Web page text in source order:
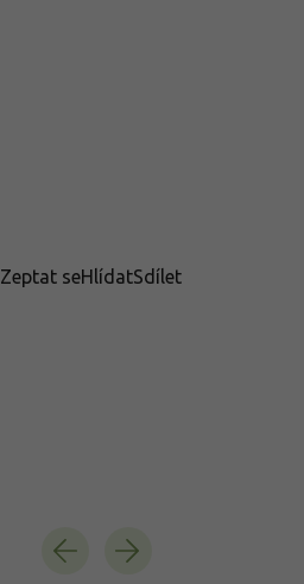
Zeptat seHlídatSdílet